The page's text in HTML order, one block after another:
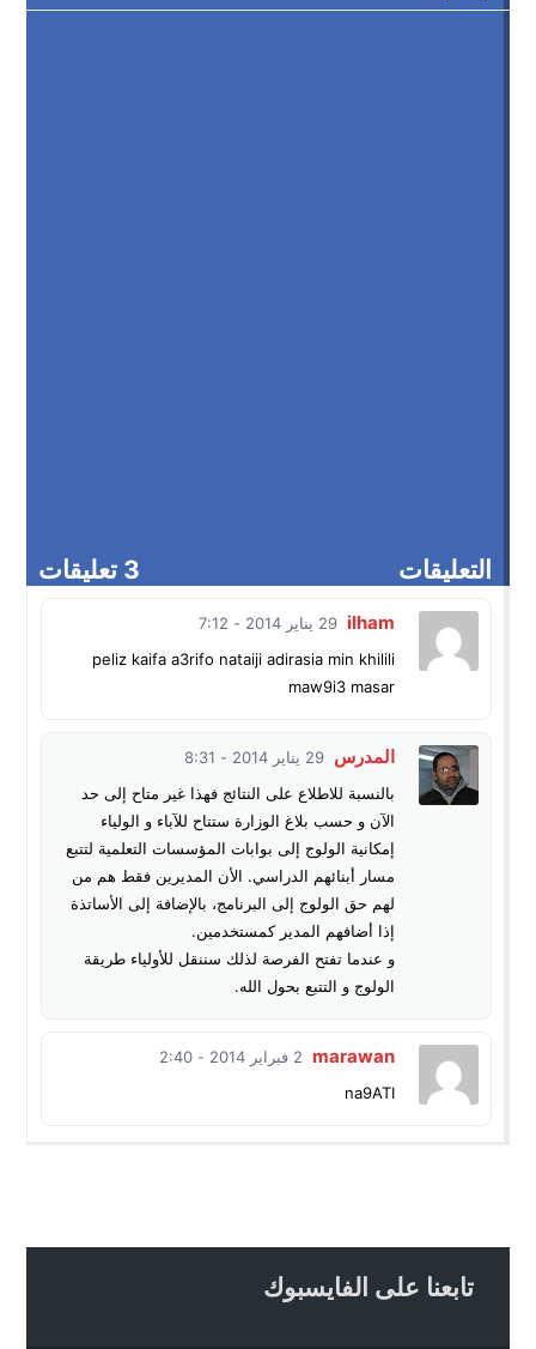
التعليقات 3 تعليقات
ilham 29 يناير 2014 - 7:12
peliz kaifa a3rifo nataiji adirasia min khilili
maw9i3 masar
المدرس 29 يناير 2014 - 8:31
بالنسبة للاطلاع على النتائج فهذا غير متاح إلى حد
الآن و حسب بلاغ الوزارة ستتاح للآباء و الولياء
إمكانية الولوج إلى بوابات المؤسسات التعلمية لتتبع
مسار أبنائهم الدراسي. الأن المديرين فقط هم من
لهم حق الولوج إلى البرنامج، بالإضافة إلى الأساتذة
إذا أضافهم المدير كمستخدمين.
و عندما تفتح الفرصة لذلك سننقل للأولياء طريقة
الولوج و التتبع بحول الله.
marawan
2 فبراير 2014 - 2:40
na9ATI
تابعنا على الفايسبوك